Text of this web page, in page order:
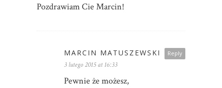
Pozdrawiam Cie Marcin!
Reply
MARCIN MATUSZEWSKI
3 lutego 2015 at 16:33
Pewnie że możesz,